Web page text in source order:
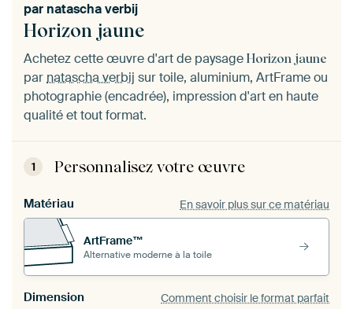
Horizon jaune
par natascha verbij
Achetez cette œuvre d'art de paysage Horizon jaune
parnatascha verbij sur toile, aluminium, ArtFrame ou
photographie (encadrée), impression d'art en haute
qualité et tout format.
1 Personnalisez votre œuvre
Matériau En savoir plus sur ce matériau
ArtFrame™
Alternative moderne à la toile
Dimension Comment choisir le format parfait